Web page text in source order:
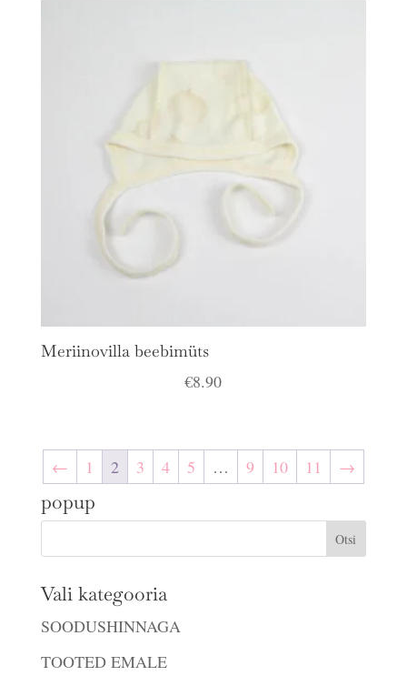
Meriinovilla beebimüts
€8.90
← 1 2 3 4 5 … 9 10 11 →
popup
Vali kategooria
SOODUSHINNAGA
TOOTED EMALE